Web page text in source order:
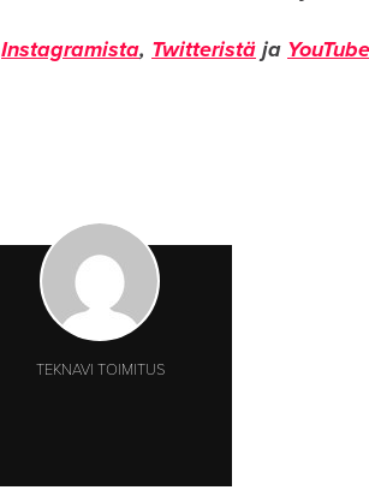
Instagramista, Twitteristä ja
TEKNAVI TOIMITUS